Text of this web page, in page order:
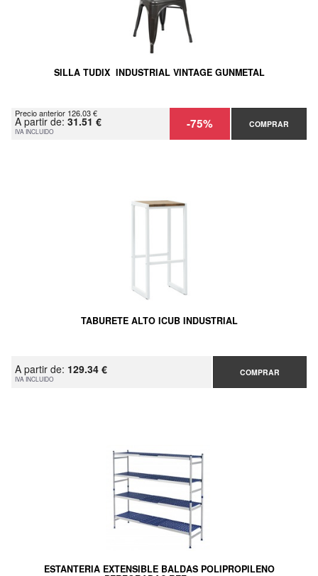
SILLA TUDIX INDUSTRIAL VINTAGE GUNMETAL
Precio anterior 126.03 €
A partir de: 31.51 €
IVA INCLUIDO -75% COMPRAR
TABURETE ALTO ICUB INDUSTRIAL
A partir de: 129.34 €
IVA INCLUIDO
COMPRAR
ESTANTERIA EXTENSIBLE BALDAS POLIPROPILENO